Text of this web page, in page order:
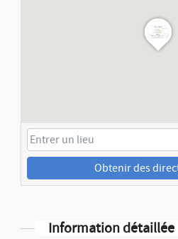
Obtenir des
Information détaillée